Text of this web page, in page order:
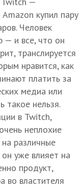
купил пару
Человек
— и все, что он
транслируется
нравится, как
платить за
медиа или
такое нельзя.
в Twitch,
неплохие
различные
уже влияет на
продукт,
во властителя